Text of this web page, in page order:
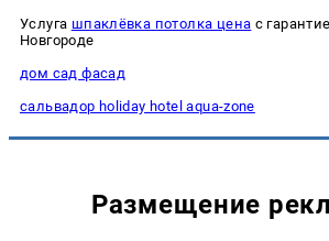
Услуга шпаклёвка потолка цена с
Новгороде
дом сад фасад
сальвадор holiday hotel aqua-zone
Размещение